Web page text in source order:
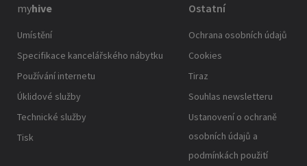
myhive
Umístění
Specifikace kancelářského nábytku
Používání internetu
Úklidové služby
Technické služby
Tisk
Ostatní
Ochrana osobních údajů
Cookies
Tiraz
Souhlas newsletteru
Ustanovení o ochraně
osobních údajů a
podmínkách použití